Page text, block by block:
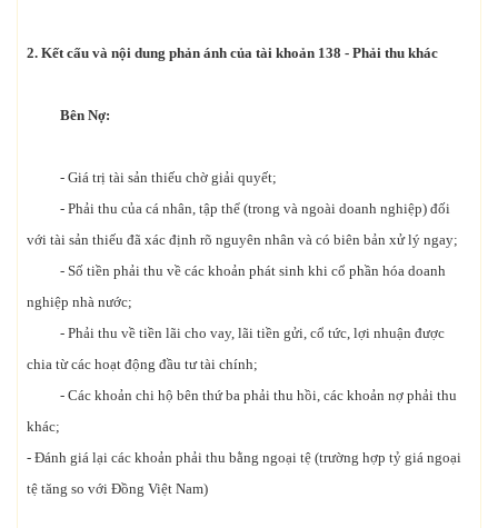
2. Kết cấu và nội dung phản ánh của tài khoản 138 - Phải thu khác
Bên Nợ:
- Giá trị tài sản thiếu chờ giải quyết;
- Phải thu của cá nhân, tập thể (trong và ngoài doanh nghiệp) đối
với tài sản thiếu đã xác định rõ nguyên nhân và có biên bản xử lý ngay;
- Số tiền phải thu về các khoản phát sinh khi cổ phần hóa doanh
nghiệp nhà nước;
- Phải thu về tiền lãi cho vay, lãi tiền gửi, cổ tức, lợi nhuận được
chia từ các hoạt động đầu tư tài chính;
- Các khoản chi hộ bên thứ ba phải thu hồi, các khoản nợ phải thu
khác;
- Đánh giá lại các khoản phải thu bằng ngoại tệ (trường hợp tỷ giá ngoại
tệ tăng so với Đồng Việt Nam)